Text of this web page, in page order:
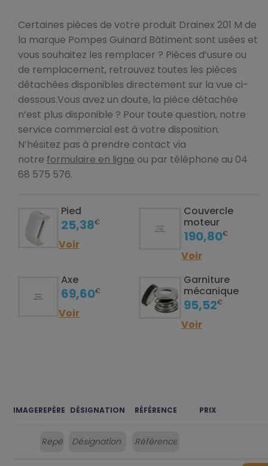
Certaines pièces de votre produit Drainex 201 M de
la marque Pompes Guinard Bâtiment sont usées et
vous souhaitez les remplacer ? Pièces d’usure ou
de remplacement, retrouvez toutes les pièces
détachées disponibles directement sur la vue ci-
dessous.Vous avez un doute, la pièce détachée
n’est plus disponible ? Pour toute question, notre
service commercial est à votre disposition.
N’hésitez pas à prendre contact via
notre formulaire en ligne ou par téléphone au 04
68 575 576.
Pied
25,38€
Voir
Couvercle
moteur
190,80€
Voir
Axe
69,60€
Voir
Garniture
mécanique
95,52€
Voir
IMAGEREPÈRE DÉSIGNATION RÉFÉRENCE PRIX